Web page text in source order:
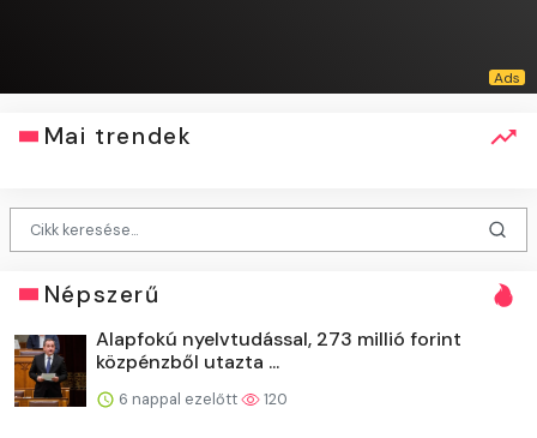
Mai trendek
Népszerű
Alapfokú nyelvtudással, 273 millió forint
közpénzből utazta ...
6 nappal ezelőtt 120